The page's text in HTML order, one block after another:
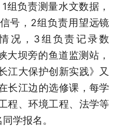
组负责测量水文数据，
号，2组负责用望远镜
况，3组负责记录数
坝旁的鱼道监测站，
江大保护创新实践》又
长江边的选修课，每学
程、环境工程、法学等
学报名。